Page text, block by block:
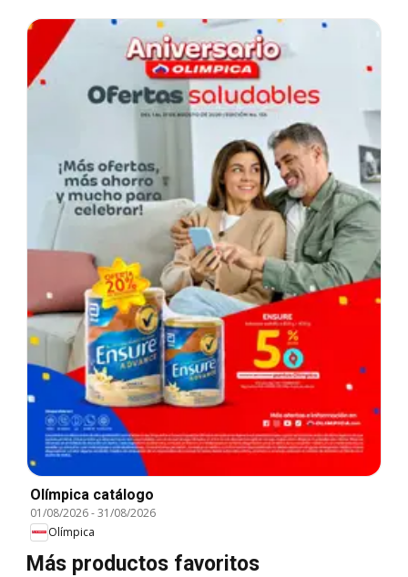
Olímpica catálogo
01/08/2026-31/08/2026
Olímpica
Más productos favoritos